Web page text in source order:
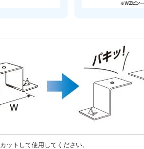
ットして使用してください。